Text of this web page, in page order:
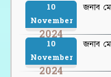
10
November
2024
জনাব
10
November
2024
জনাব